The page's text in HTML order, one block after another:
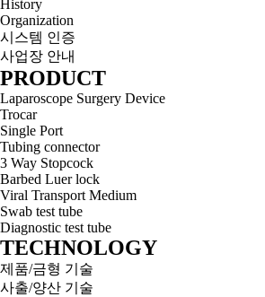
History
Organization
시스템 인증
사업장 안내
PRODUCT
Laparoscope Surgery Device
Trocar
Single Port
Tubing connector
3 Way Stopcock
Barbed Luer lock
Viral Transport Medium
Swab test tube
Diagnostic test tube
TECHNOLOGY
제품/금형 기술
사출/양산 기술